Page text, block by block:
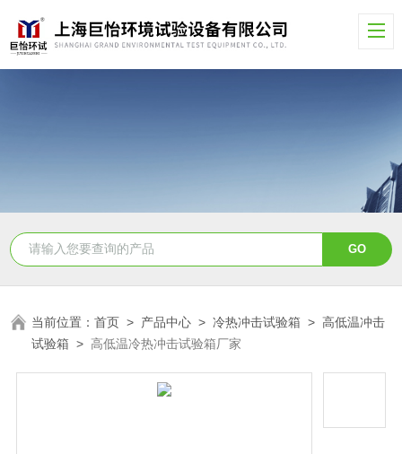
当前位置：首页 > 产品中心 >冷热冲击试验箱 >高低温冲击
试验箱 > 高低温冷热冲击试验箱厂家